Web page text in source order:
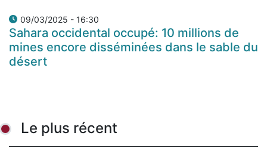
09/03/2025 - 16:30
Sahara occidental occupé: 10 millions de
mines encore disséminées dans le sable du
désert
Le plus récent